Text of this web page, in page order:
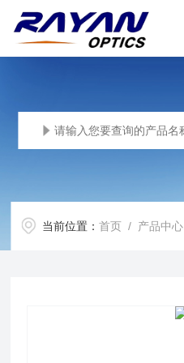
当前位置：首页 / 产品中心